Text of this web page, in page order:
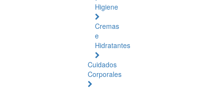
Higiene
Cremas
e
Hidratantes
Cuidados
Corporales